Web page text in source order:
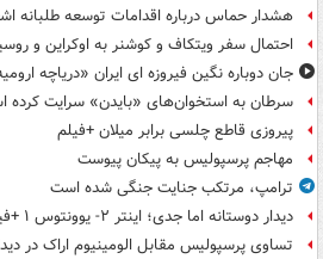
هشدار حماس درباره اقدامات توسعه طلبانه
احتمال سفر ویتکاف و کوشنر به اوکراین و
جان دوباره نگین فیروزه ای ایران «دریاچه
سرطان به استخوان‌های «بایدن» سرایت کرده
پیروزی قاطع چلسی برابر میلان +فیلم
مهاجم پرسپولیس به پیکان پیوست
ترامپ، مرتکب جنایت جنگی شده است
دیدار دوستانه اما جدی؛ اینتر ۲- یوونتوس ۱ +فیلم
تساوی پرسپولیس مقابل الومینیوم اراک در